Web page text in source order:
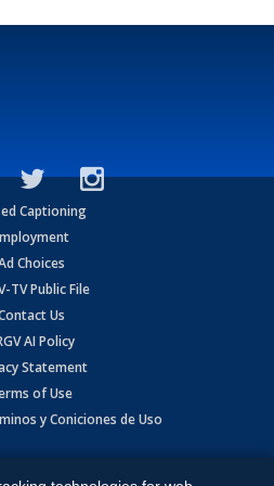
Captioning
Choices
TV Public File
Us
AI Policy
Statement
of Use
y Coniciones de Uso